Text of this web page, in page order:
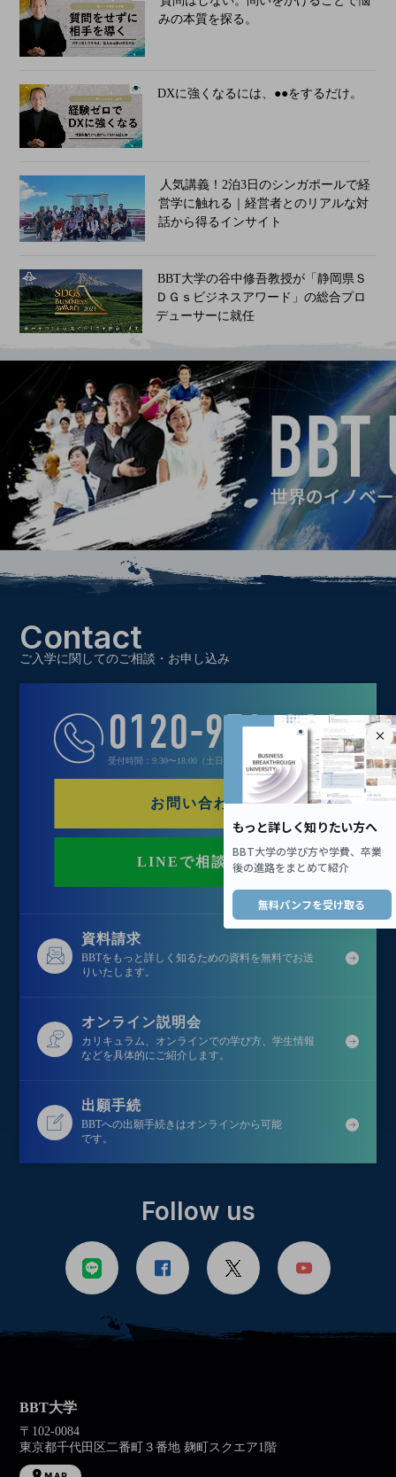
みの本質を探る。
DXに強くなるには、●●をするだけ。
人気講義！2泊3日のシンガポールで経
営学に触れる｜経営者とのリアルな対
話から得るインサイト
BBT大学の谷中修吾教授が「静岡県Ｓ
ＤＧｓビジネスアワード」の総合プロ
デューサーに就任
Contact
ご入学に関してのご相談・お申し込み
0120-970-021
受付時間：9:30〜18:00（土日祝定休）
お問い合わせ
LINEで相談する
資料請求
BBTをもっと詳しく知るための資料を無料でお送
りいたします。
オンライン説明会
カリキュラム、オンラインでの学び方、学生情報
などを具体的にご紹介します。
出願手続
BBTへの出願手続きはオンラインから可能
です。
Follow us
BBT大学
〒102-0084
東京都千代田区二番町３番地 麹町スクエア1階